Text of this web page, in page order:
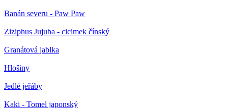
Banán severu - Paw Paw
Ziziphus Jujuba - cicimek čínský
Granátová jablka
Hlošiny
Jedlé jeřáby
Kaki - Tomel japonský